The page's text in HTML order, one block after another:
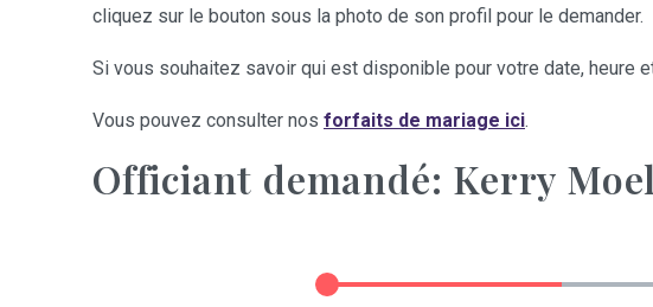
cliquez sur le bouton sous la photo de son profil pour le demander.
Si vous souhaitez savoir qui est disponible pour votre date, heure
Vous pouvez consulter nos forfaits de mariage ici.
Officiant demandé: Kerry